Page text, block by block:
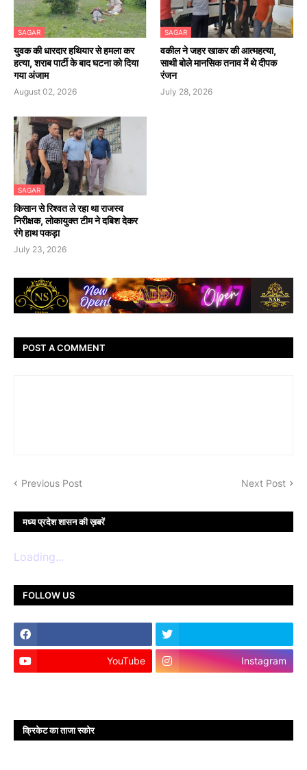
SAGAR
युवक की धारदार हथियार से हमला कर
हत्या, शराब पार्टी के बाद घटना को दिया
गया अंजाम
August 02, 2026
SAGAR
वकील ने जहर खाकर की आत्महत्या,
साथी बोले मानसिक तनाव में थे दीपक
रंजन
July 28, 2026
SAGAR
किसान से रिश्वत ले रहा था राजस्व
निरीक्षक, लोकायुक्त टीम ने दबिश देकर
रंगे हाथ पकड़ा
July 23, 2026
POST A COMMENT
Previous Post Next Post
मध्य प्रदेश शासन की ख़बरें
Loading...
FOLLOW US
YouTube Instagram
क्रिकेट का ताजा स्कोर